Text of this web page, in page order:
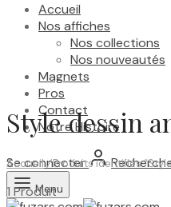
Accueil
Nos affiches
Nos collections
Nos nouveautés
Magnets
Pros
Contact
Notre Histoire
Se connecter
Menu
Style dessin
Accueil/Produits identifiés
1 Produit